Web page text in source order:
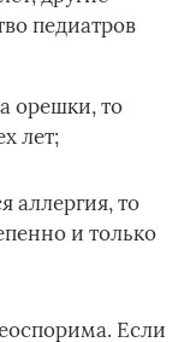
педиатров
орешки, то
лет;
аллергия, то
и только
Если